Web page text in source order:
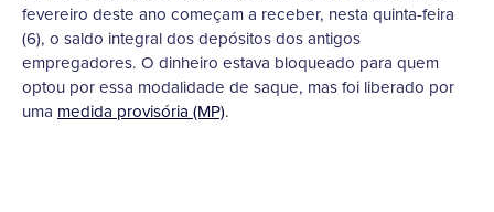
fevereiro deste ano começam a receber, nesta quinta-feira
(6), o saldo integral dos depósitos dos antigos
empregadores. O dinheiro estava bloqueado para quem
optou por essa modalidade de saque, mas foi liberado por
uma medida provisória (MP).